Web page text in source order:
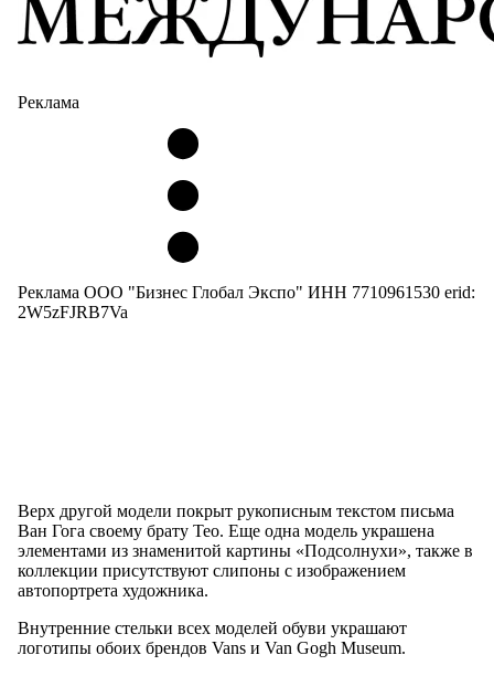
Реклама
Реклама ООО "Бизнес Глобал Экспо" ИНН 7710961530 erid:
2W5zFJRB7Va
Верх другой модели покрыт рукописным текстом письма
Ван Гога своему брату Тео. Еще одна модель украшена
элементами из знаменитой картины «Подсолнухи», также в
коллекции присутствуют слипоны с изображением
автопортрета художника.
Внутренние стельки всех моделей обуви украшают
логотипы обоих брендов Vans и Van Gogh Museum.